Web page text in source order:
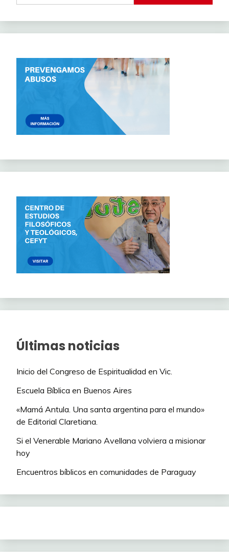
Últimas noticias
Inicio del Congreso de Espiritualidad en Vic.
Escuela Bíblica en Buenos Aires
«Mamá Antula. Una santa argentina para el mundo»
de Editorial Claretiana.
Si el Venerable Mariano Avellana volviera a misionar
hoy
Encuentros bíblicos en comunidades de Paraguay